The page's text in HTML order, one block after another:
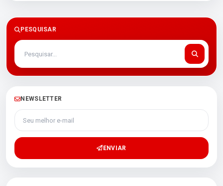
PESQUISAR
NEWSLETTER
Seu melhor e-mail
ENVIAR